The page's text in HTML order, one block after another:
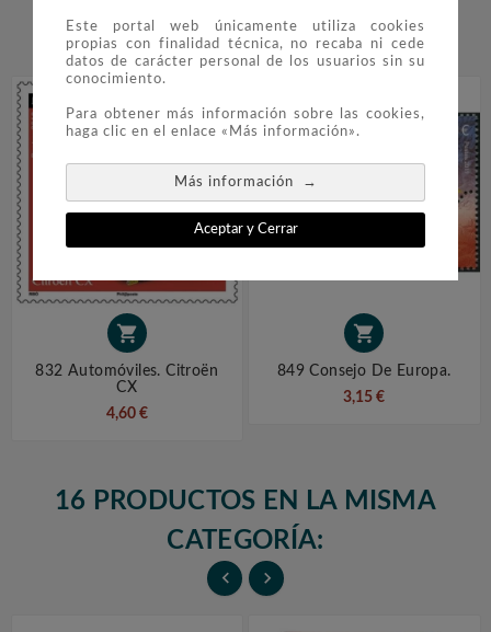
Este portal web únicamente utiliza cookies
propias con finalidad técnica, no recaba ni cede
datos de carácter personal de los usuarios sin su
conocimiento.
Para obtener más información sobre las cookies,
haga clic en el enlace «Más información».
Más información →
Aceptar y Cerrar
 

832 Automóviles. Citroën
CX
4,60 €

849 Consejo De Europa.
3,15 €
16 PRODUCTOS EN LA MISMA
CATEGORÍA:
 